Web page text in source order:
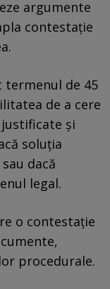
argumente
contestație
de 45
de a cere
și
soluția
dacă
legal.
o contestație
procedurale.